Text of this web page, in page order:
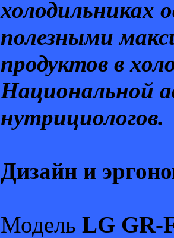
полезными
продуктов в
Национальной
нутрициологов.
Дизайн и
Модель LG GR-